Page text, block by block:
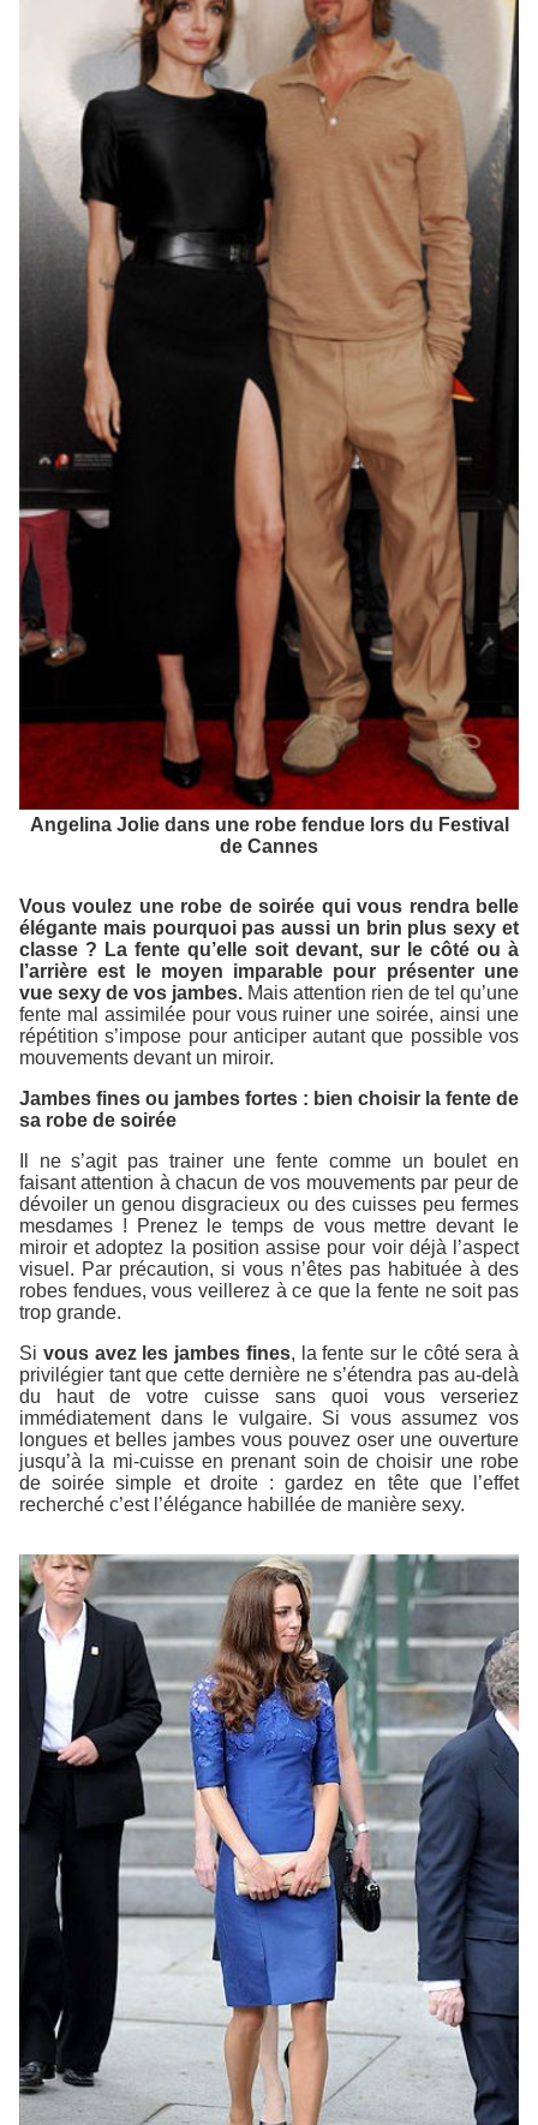
Angelina Jolie dans une robe fendue lors du Festival
de Cannes
Vous voulez une robe de soirée qui vous rendra belle
élégante mais pourquoi pas aussi un brin plus sexy et
classe ? La fente qu’elle soit devant, sur le côté ou à
l’arrière est le moyen imparable pour présenter une
vue sexy de vos jambes. Mais attention rien de tel qu’une
fente mal assimilée pour vous ruiner une soirée, ainsi une
répétition s’impose pour anticiper autant que possible vos
mouvements devant un miroir.
Jambes fines ou jambes fortes : bien choisir la fente de
sa robe de soirée
Il ne s’agit pas trainer une fente comme un boulet en
faisant attention à chacun de vos mouvements par peur de
dévoiler un genou disgracieux ou des cuisses peu fermes
mesdames ! Prenez le temps de vous mettre devant le
miroir et adoptez la position assise pour voir déjà l’aspect
visuel. Par précaution, si vous n’êtes pas habituée à des
robes fendues, vous veillerez à ce que la fente ne soit pas
trop grande.
Si vous avez les jambes fines, la fente sur le côté sera à
privilégier tant que cette dernière ne s’étendra pas au-delà
du haut de votre cuisse sans quoi vous verseriez
immédiatement dans le vulgaire. Si vous assumez vos
longues et belles jambes vous pouvez oser une ouverture
jusqu’à la mi-cuisse en prenant soin de choisir une robe
de soirée simple et droite : gardez en tête que l’effet
recherché c’est l’élégance habillée de manière sexy.